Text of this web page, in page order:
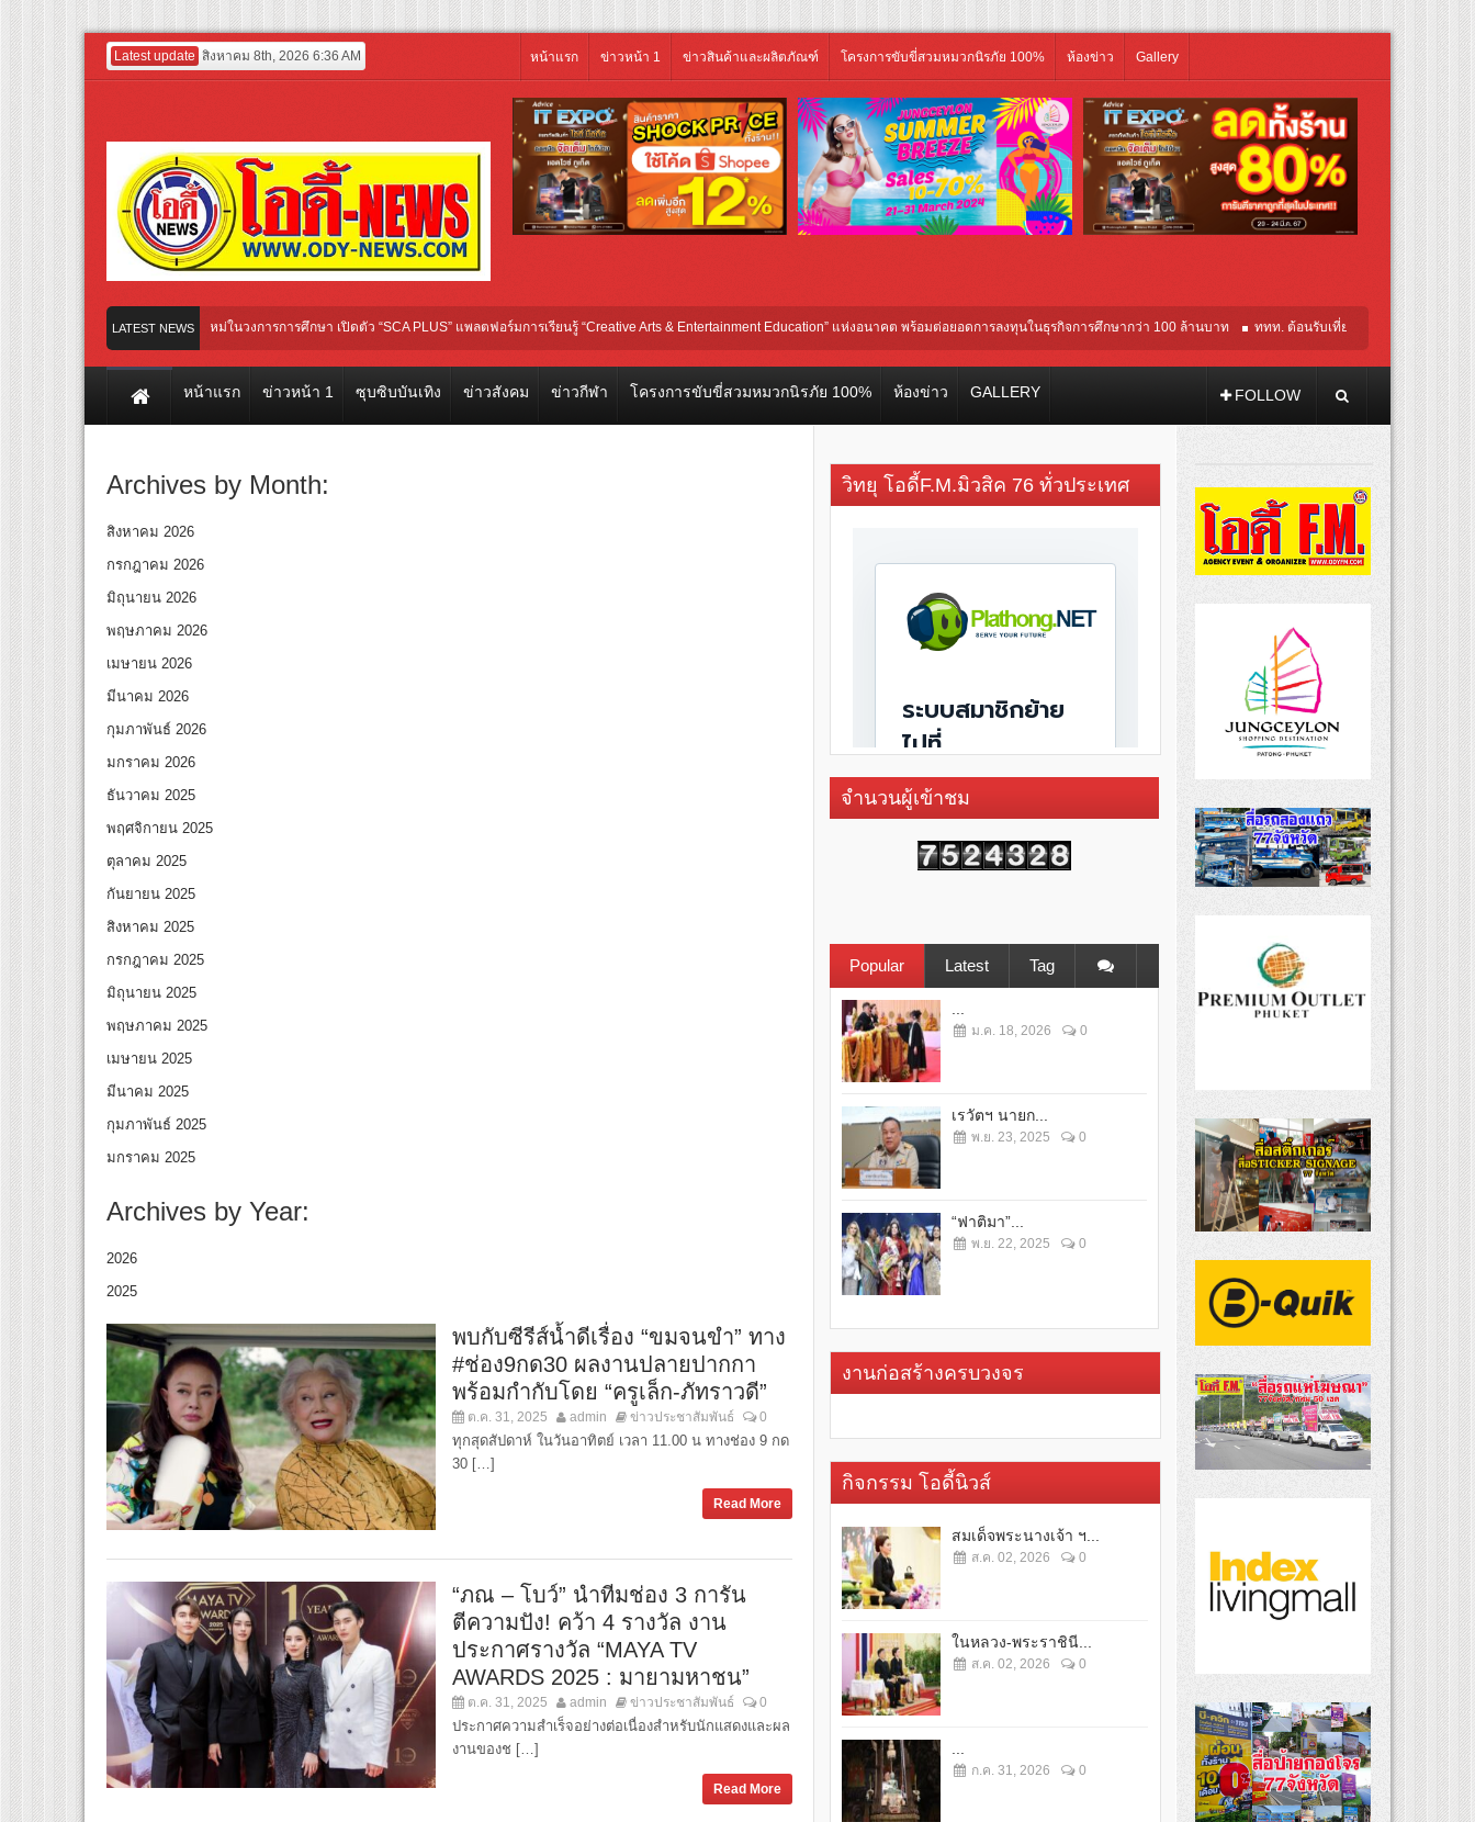
Latest update สิงหาคม 8th, 2026 6:36 AM หน้าแรก ข่าวหน้า 1 ข่าวสินค้าและผลิตภัณฑ์ โครงการขับขี่สวมหมวกนิรภัย 100% ห้องข่าว Gallery
LATEST NEWS
GROUP เปิดเกมใหม่ในวงการการศึกษา เปิดตัว “SCA PLUS” แพลตฟอร์มการเรียนรู้ “Creative Arts & Entertainment Education” แห่งอนาคต พร้อมต่อยอดการลงทุนในธุรกิจการศึกษากว่า 100 ล้านบาท ททท. ต้อนรับเที่ยวบินปฐมฤกษ์สายการบิน
ชื่น ชวน “ญาญ่า” ปลุกกระแส ผิวโชกุ ผิวโชว์ได้ ตอบโจทย์คนรุ่นใหม่
หน้าแรก ข่าวหน้า 1 ซุบซิบบันเทิง ข่าวสังคม ข่าวกีฬา โครงการขับขี่สวมหมวกนิรภัย 100% ห้องข่าว GALLERY FOLLOW
Archives by Month:
สิงหาคม 2026
กรกฎาคม 2026
มิถุนายน 2026
พฤษภาคม 2026
เมษายน 2026
มีนาคม 2026
กุมภาพันธ์ 2026
มกราคม 2026
ธันวาคม 2025
พฤศจิกายน 2025
ตุลาคม 2025
กันยายน 2025
สิงหาคม 2025
กรกฎาคม 2025
มิถุนายน 2025
พฤษภาคม 2025
เมษายน 2025
มีนาคม 2025
กุมภาพันธ์ 2025
มกราคม 2025
Archives by Year:
2026
2025
พบกับซีรีส์น้ำดีเรื่อง “ขมจนขำ” ทาง
#ช่อง9กด30 ผลงานปลายปากกา
พร้อมกำกับโดย “ครูเล็ก-ภัทราวดี”
ต.ค. 31, 2025 admin ข่าวประชาสัมพันธ์ 0
ทุกสุดสัปดาห์ ในวันอาทิตย์ เวลา 11.00 น ทางช่อง 9 กด
30 […]
Read More
“ภณ – โบว์” นำทีมช่อง 3 การัน
ตีความปัง! คว้า 4 รางวัล งาน
ประกาศรางวัล “MAYA TV
AWARDS 2025 : มายามหาชน”
ต.ค. 31, 2025 admin ข่าวประชาสัมพันธ์ 0
ประกาศความสำเร็จอย่างต่อเนื่องสำหรับนักแสดงและผล
งานของช […]
Read More
วิทยุ โอดี้F.M.มิวสิค 76 ทั่วประเทศ
จำนวนผู้เข้าชม
Popular Latest Tag
ม.ค. 18, 2026 0
เรวัตฯ นายก...
พ.ย. 23, 2025 0
“ฟาติมา”...
พ.ย. 22, 2025 0
งานก่อสร้างครบวงจร
กิจกรรม โอดี้นิวส์
สมเด็จพระนางเจ้า ฯ...
ส.ค. 02, 2026 0
ในหลวง-พระราชินี...
ส.ค. 02, 2026 0
ก.ค. 31, 2026 0